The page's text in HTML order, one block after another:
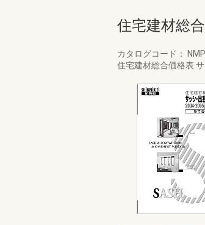
住宅建材総
カタログコード：
住宅建材総合価格表